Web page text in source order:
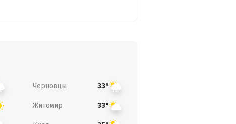
Черновцы 33°
Житомир 33°